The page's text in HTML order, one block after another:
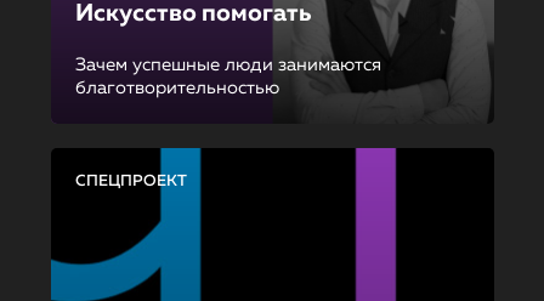
Искусство помогать
Зачем успешные люди занимаются
благотворительностью
СПЕЦПРОЕКТ